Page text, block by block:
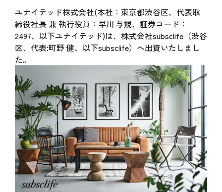
ユナイテッド株式会社(本社：東京都渋谷区、代表取
締役社長 兼 執行役員：早川 与規、証券コード：
2497、以下ユナイテッド)は、株式会社subsclife（渋谷
区、代表:町野 健、以下subsclife）へ出資いたしまし
た。